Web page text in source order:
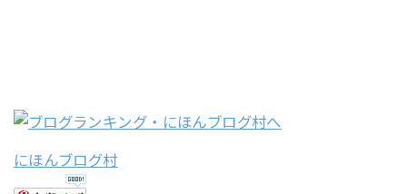
にほんブログ村